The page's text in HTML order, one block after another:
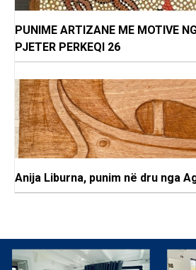
PUNIME ARTIZANE ME MOTIVE
PJETER PERKEQI 26
Anija Liburna, punim në dru nga